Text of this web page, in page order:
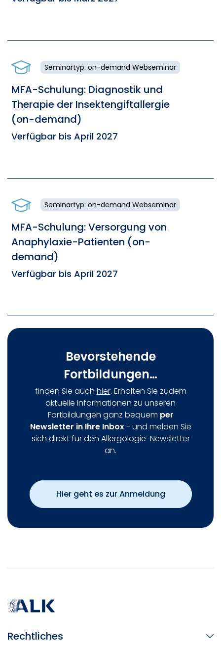
Seminartyp: on-demand Webseminar
MFA-Schulung: Diagnostik und
Therapie der Insektengiftallergie
(on-demand)
Verfügbar bis April 2027
Seminartyp: on-demand Webseminar
MFA-Schulung: Versorgung von
Anaphylaxie-Patienten (on-
demand)
Verfügbar bis April 2027
Bevorstehende
Fortbildungen…
finden Sie auch hier. Erhalten Sie zudem
aktuelle Informationen zu unseren
Fortbildungen ganz bequem per
Newsletter in Ihre Inbox- und melden Sie
sich direkt für den Allergologie-Newsletter
an.
Hier geht es zur Anmeldung
Rechtliches